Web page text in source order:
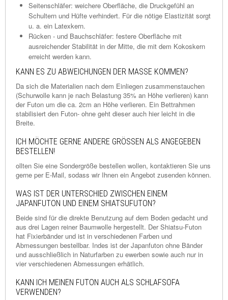
Seitenschläfer: weichere Oberfläche, die Druckgefühl an
Schultern und Hüfte verhindert. Für die nötige Elastizität sorgt
u. a. ein Latexkern.
Rücken - und Bauchschläfer: festere Oberfläche mit
ausreichender Stabilität in der Mitte, die mit dem Kokoskern
erreicht werden kann.
KANN ES ZU ABWEICHUNGEN DER MASSE KOMMEN?
Da sich die Materialien nach dem Einliegen zusammenstauchen
(Schurwolle kann je nach Belastung 35% an Höhe verlieren) kann
der Futon um die ca. 2cm an Höhe verlieren. Ein Bettrahmen
stabilisiert den Futon- ohne geht dieser auch hier leicht in die
Breite.
ICH MÖCHTE GERNE ANDERE GRÖSSEN ALS ANGEGEBEN B
ESTELLEN!
ollten Sie eine Sondergröße bestellen wollen, kontaktieren Sie uns
gerne per E-Mail, sodass wir Ihnen ein Angebot zusenden können.
WAS IST DER UNTERSCHIED ZWISCHEN EINEM
JAPANFUTON UND EINEM SHIATSUFUTON?
Beide sind für die direkte Benutzung auf dem Boden gedacht und
aus drei Lagen reiner Baumwolle hergestellt. Der Shiatsu-Futon
hat Fixierbänder und ist in verschiedenen Farben und
Abmessungen bestellbar. Indes ist der Japanfuton ohne Bänder
und ausschließlich in Naturfarben zu ewerben sowie auch nur in
vier verschiedenen Abmessungen erhätlich.
KANN ICH MEINEN FUTON AUCH ALS SCHLAFSOFA
VERWENDEN?